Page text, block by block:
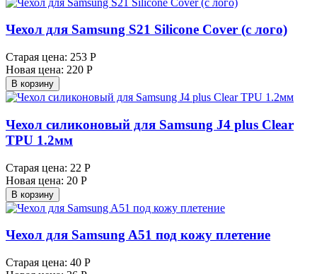
Чехол для Samsung S21 Silicone Cover (с лого)
Старая цена: 253 Р
Новая цена: 220 Р
В корзину
Чехол силиконовый для Samsung J4 plus Clear
TPU 1.2мм
Старая цена: 22 Р
Новая цена: 20 Р
В корзину
Чехол для Samsung A51 под кожу плетение
Старая цена: 40 Р